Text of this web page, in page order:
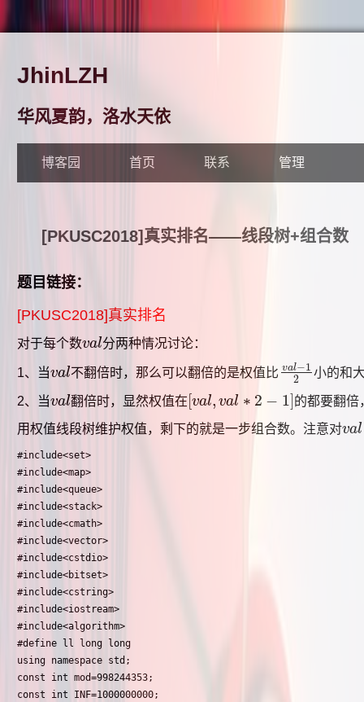
JhinLZH
华风夏韵，洛水天依
博客园 首页 联系 管理
[PKUSC2018]真实排名——线段树+组合数
题目链接：
[PKUSC2018]真实排名
对于每个数val
val 分两种情况讨论：
1、当val
val 不翻倍时，那么可以翻倍的是权值比 val−1
2
val−12小的和
2、当val
val 翻倍时，显然权值在[val, val ∗ 2 − 1]
val,v al∗ 2− 1]
的都要翻倍
用权值线段树维护权值，剩下的就是一步组合数。注意对val
val
#include<set>
#include<map>
#include<queue>
#include<stack>
#include<cmath>
#include<vector>
#include<cstdio>
#include<bitset>
#include<cstring>
#include<iostream>
#include<algorithm>
#define ll long long
using namespace std;
const int mod=998244353;
const int INF=1000000000;